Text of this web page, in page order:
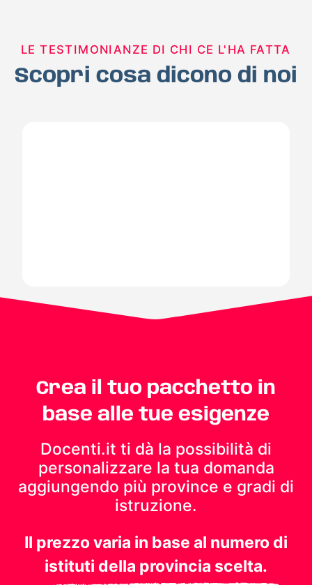
LE TESTIMONIANZE DI CHI CE L'HA FATTA
Scopri cosa dicono di noi
Crea il tuo pacchetto in
base alle tue esigenze
Docenti.it ti dà la possibilità di
personalizzare la tua domanda
aggiungendo più province e gradi di
istruzione.
Il prezzo varia in base al numero di
istituti della provincia scelta.